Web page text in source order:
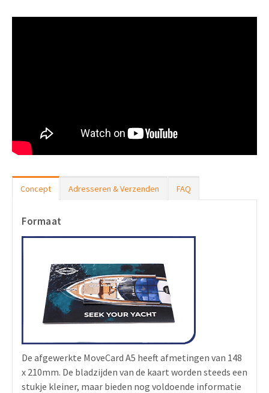
Concept Adresseren & Verzenden FAQ
Formaat
De afgewerkte MoveCard A5 heeft afmetingen van 148
x 210mm. De bladzijden van de kaart worden steeds een
stukje kleiner, maar bieden nog voldoende informatie